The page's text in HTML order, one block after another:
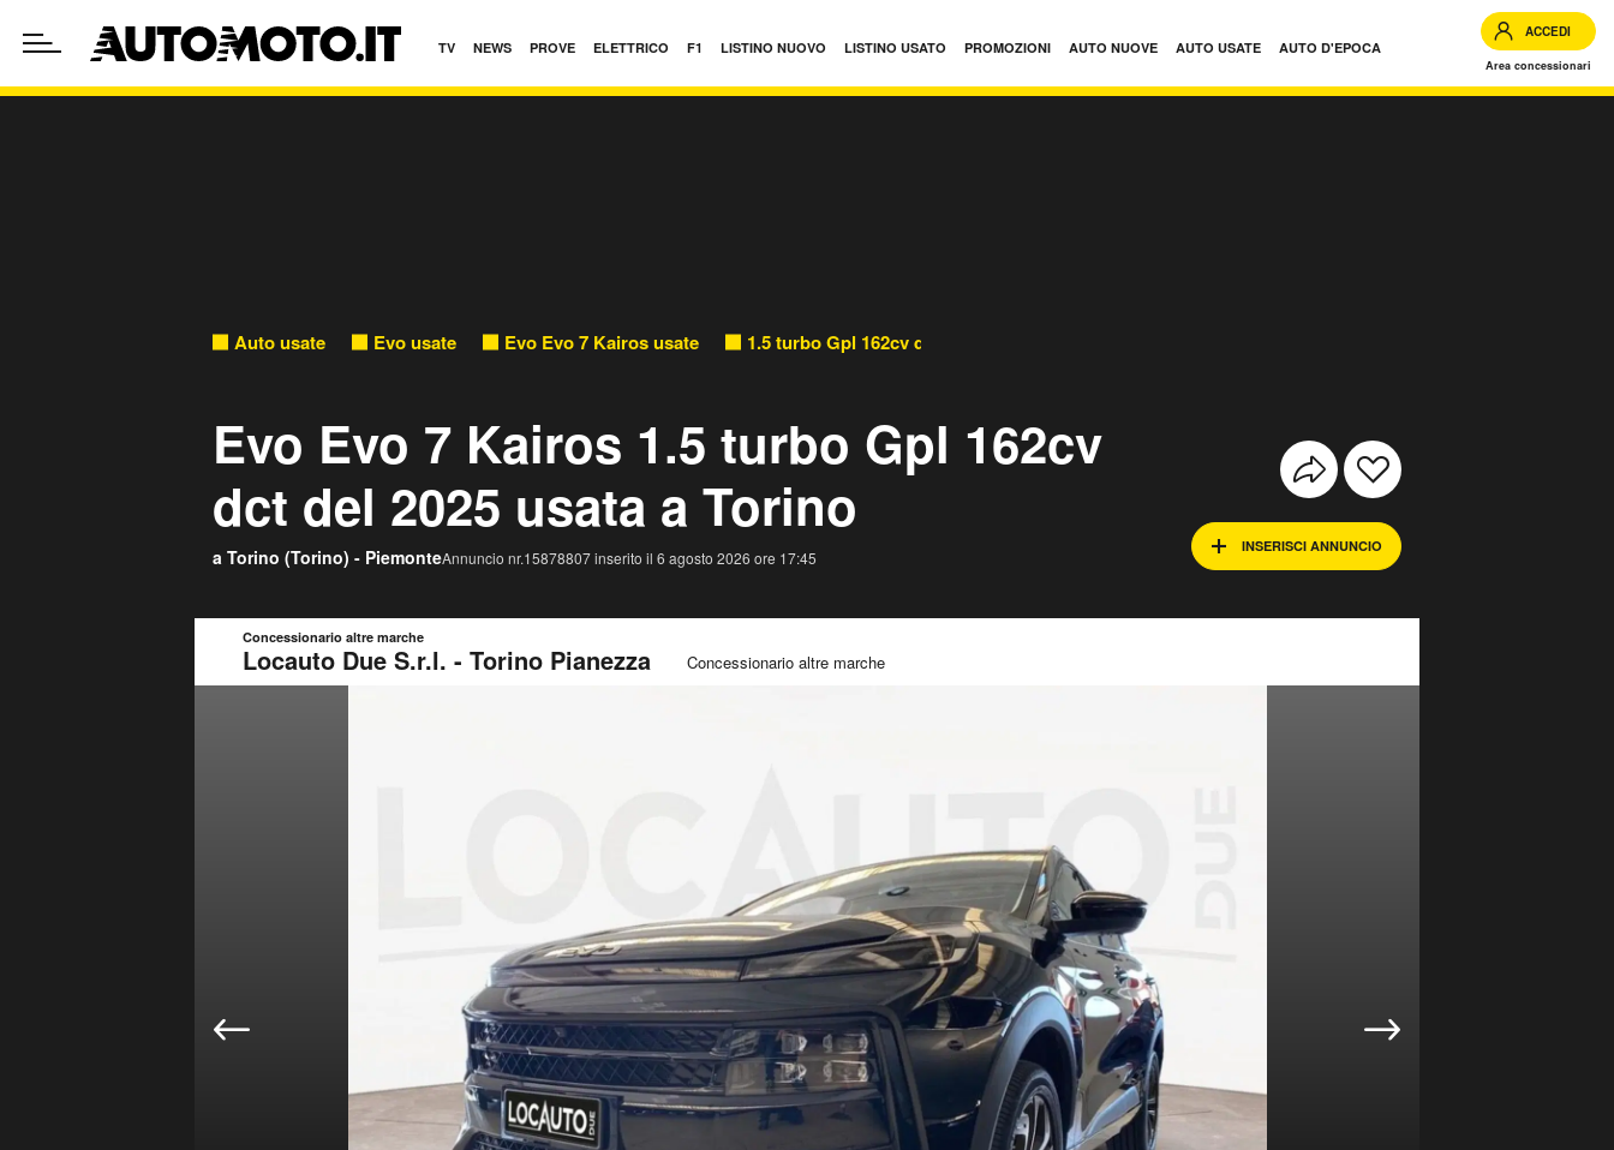
TV NEWS PROVE ELETTRICO F1 LISTINO NUOVO LISTINO USATO PROMOZIONI AUTO NUOVE AUTO USATE AUTO D'EPOCA
ACCEDI
Area concessionari
Auto usate Evo usate Evo Evo 7 Kairos usate 1.5 turbo Gpl 162cv dct usate
Evo Evo 7 Kairos 1.5 turbo Gpl 162cv
dct del 2025 usata a Torino
a Torino (Torino) - PiemonteAnnuncio nr.15878807 inserito il 6 agosto 2026 ore 17:45
INSERISCI ANNUNCIO
Concessionario altre marche
Locauto Due S.r.l. - Torino Pianezza Concessionario altre marche